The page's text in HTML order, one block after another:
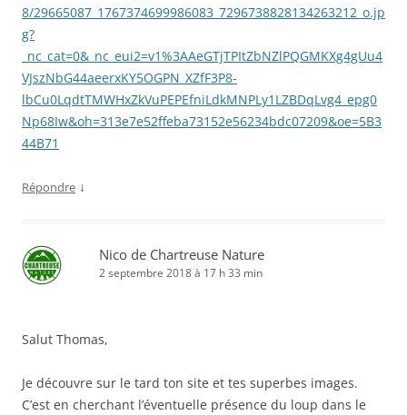
8/29665087_1767374699986083_7296738828134263212_o.jp
g?
_nc_cat=0&_nc_eui2=v1%3AAeGTjTPItZbNZlPQGMKXg4gUu4
VJszNbG44aeerxKY5OGPN_XZfF3P8-
lbCu0LqdtTMWHxZkVuPEPEfniLdkMNPLy1LZBDqLvg4_epg0
Np68Iw&oh=313e7e52ffeba73152e56234bdc07209&oe=5B3
44B71
Répondre ↓
Nico de Chartreuse Nature
2 septembre 2018 à 17 h 33 min
Salut Thomas,
Je découvre sur le tard ton site et tes superbes images.
C’est en cherchant l’éventuelle présence du loup dans le